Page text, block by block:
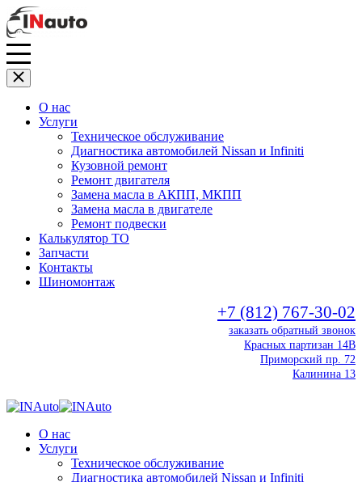
О нас
Услуги
Техническое обслуживание
Диагностика автомобилей Nissan и Infiniti
Кузовной ремонт
Ремонт двигателя
Замена масла в АКПП, МКПП
Замена масла в двигателе
Ремонт подвески
Калькулятор ТО
Запчасти
Контакты
Шиномонтаж
+7 (812) 767-30-02
заказать обратный звонок
Красных партизан 14В
Приморский пр. 72
Калинина 13
О нас
Услуги
Техническое обслуживание
Диагностика автомобилей Nissan и Infiniti